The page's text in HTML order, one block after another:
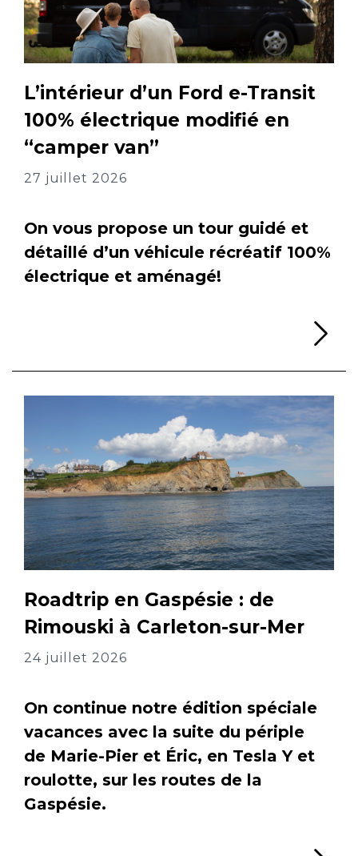
L’intérieur d’un Ford e-Transit
100% électrique modifié en
“camper van”
27 juillet 2026
On vous propose un tour guidé et
détaillé d’un véhicule récréatif 100%
électrique et aménagé!
Roadtrip en Gaspésie : de
Rimouski à Carleton-sur-Mer
24 juillet 2026
On continue notre édition spéciale
vacances avec la suite du périple
de Marie-Pier et Éric, en Tesla Y et
roulotte, sur les routes de la
Gaspésie.